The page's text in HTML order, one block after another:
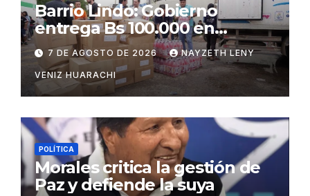
Barrio Lindo: Gobierno
entrega Bs 100.000 en
insumos para afectados
7 DE AGOSTO DE 2026 NAYZETH LENY
VENIZ HUARACHI
POLÍTICA
Morales critica la gestión de
Paz y defiende la suya